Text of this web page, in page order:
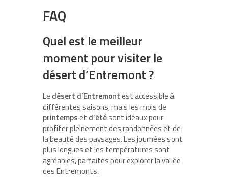
FAQ
Quel est le meilleur
moment pour visiter le
désert d’Entremont ?
Le désert d’Entremontest accessible à
différentes saisons, mais les mois de
printempset d’étésont idéaux pour
profiter pleinement des randonnées et de
la beauté des paysages. Les journées sont
plus longues et les températures sont
agréables, parfaites pour explorer la vallée
des Entremonts.